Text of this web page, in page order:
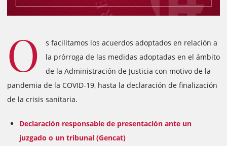
O
s facilitamos los acuerdos adoptados en relación a
la prórroga de las medidas adoptadas en el ámbito
de la Administración de Justicia con motivo de la
pandemia de la COVID-19, hasta la declaración de finalización
de la crisis sanitaria.
Declaración responsable de presentación ante un
juzgado o un tribunal (Gencat)